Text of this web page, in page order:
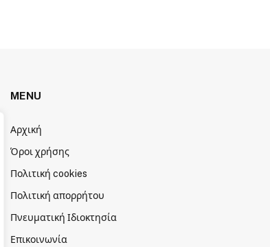
MENU
Αρχική
Όροι χρήσης
Πολιτική cookies
Πολιτική απορρήτου
Πνευματική Ιδιοκτησία
Επικοινωνία